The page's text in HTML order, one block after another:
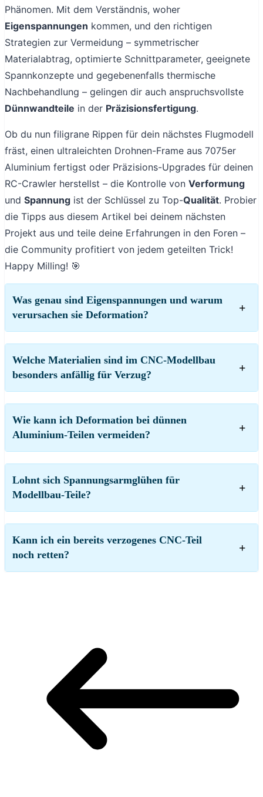
Phänomen. Mit dem Verständnis, woher
Eigenspannungen kommen, und den richtigen
Strategien zur Vermeidung – symmetrischer
Materialabtrag, optimierte Schnittparameter, geeignete
Spannkonzepte und gegebenenfalls thermische
Nachbehandlung – gelingen dir auch anspruchsvollste
Dünnwandteile in der Präzisionsfertigung.
Ob du nun filigrane Rippen für dein nächstes Flugmodell
fräst, einen ultraleichten Drohnen-Frame aus 7075er
Aluminium fertigst oder Präzisions-Upgrades für deinen
RC-Crawler herstellst – die Kontrolle von Verformung
und Spannung ist der Schlüssel zu Top-Qualität. Probier
die Tipps aus diesem Artikel bei deinem nächsten
Projekt aus und teile deine Erfahrungen in den Foren –
die Community profitiert von jedem geteilten Trick!
Happy Milling! 🎯
Was genau sind Eigenspannungen und warum
verursachen sie Deformation?
Welche Materialien sind im CNC-Modellbau
besonders anfällig für Verzug?
Wie kann ich Deformation bei dünnen
Aluminium-Teilen vermeiden?
Lohnt sich Spannungsarmglühen für
Modellbau-Teile?
Kann ich ein bereits verzogenes CNC-Teil
noch retten?